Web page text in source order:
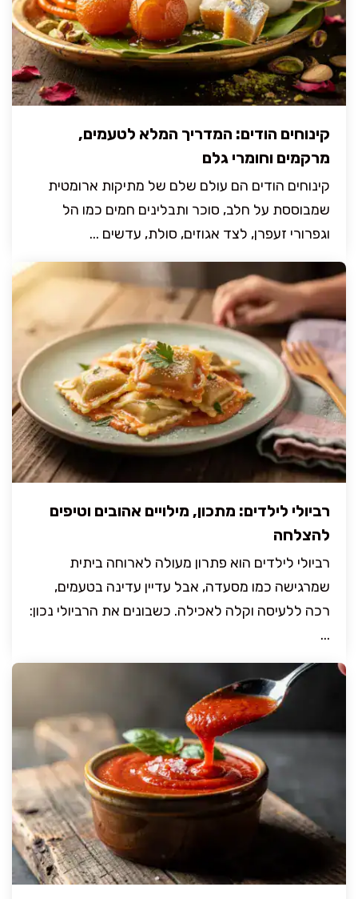
קינוחים הודים: המדריך המלא לטעמים,
מרקמים וחומרי גלם
קינוחים הודים הם עולם שלם של מתיקות ארומטית
שמבוססת על חלב, סוכר ותבלינים חמים כמו הל
וגפרורי זעפרן, לצד אגוזים, סולת, עדשים ...
רביולי לילדים: מתכון, מילויים אהובים וטיפים
להצלחה
רביולי לילדים הוא פתרון מעולה לארוחה ביתית
שמרגישה כמו מסעדה, אבל עדיין עדינה בטעמים,
רכה ללעיסה וקלה לאכילה. כשבונים את הרביולי נכון:
...